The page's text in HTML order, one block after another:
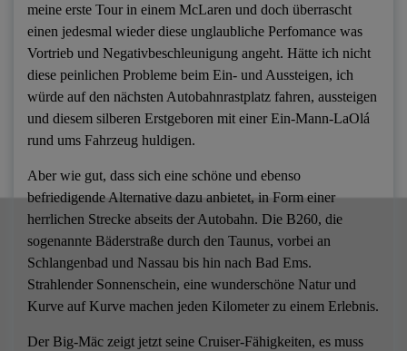
meine erste Tour in einem McLaren und doch überrascht
einen jedesmal wieder diese unglaubliche Perfomance was
Vortrieb und Negativbeschleunigung angeht. Hätte ich nicht
diese peinlichen Probleme beim Ein- und Aussteigen, ich
würde auf den nächsten Autobahnrastplatz fahren, aussteigen
und diesem silberen Erstgeboren mit einer Ein-Mann-LaOlá
rund ums Fahrzeug huldigen.
Aber wie gut, dass sich eine schöne und ebenso
befriedigende Alternative dazu anbietet, in Form einer
herrlichen Strecke abseits der Autobahn. Die B260, die
sogenannte Bäderstraße durch den Taunus, vorbei an
Schlangenbad und Nassau bis hin nach Bad Ems.
Strahlender Sonnenschein, eine wunderschöne Natur und
Kurve auf Kurve machen jeden Kilometer zu einem Erlebnis.
Der Big-Mäc zeigt jetzt seine Cruiser-Fähigkeiten, es muss